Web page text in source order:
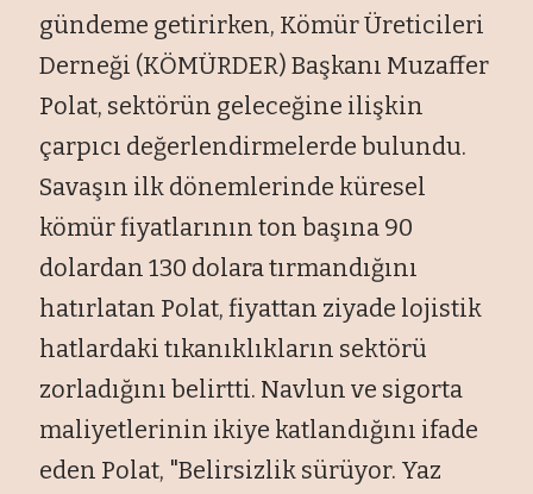
gündeme getirirken, Kömür Üreticileri
Derneği (KÖMÜRDER) Başkanı Muzaffer
Polat, sektörün geleceğine ilişkin
çarpıcı değerlendirmelerde bulundu.
Savaşın ilk dönemlerinde küresel
kömür fiyatlarının ton başına 90
dolardan 130 dolara tırmandığını
hatırlatan Polat, fiyattan ziyade lojistik
hatlardaki tıkanıklıkların sektörü
zorladığını belirtti. Navlun ve sigorta
maliyetlerinin ikiye katlandığını ifade
eden Polat, "Belirsizlik sürüyor. Yaz